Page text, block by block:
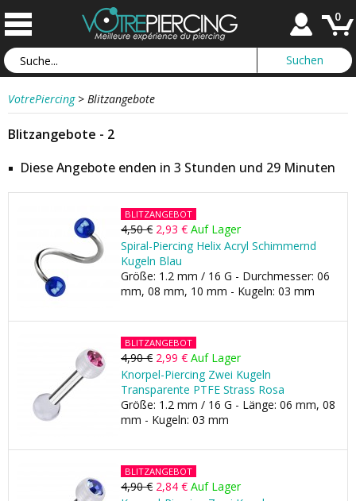
0
VotrePiercing > Blitzangebote
Blitzangebote - 2
Diese Angebote enden in 3 Stunden und 29 Minuten
BLITZANGEBOT
4,50 € 2,93 € Auf Lager
Spiral-Piercing Helix Acryl Schimmernd
Kugeln Blau
Größe: 1.2 mm / 16 G - Durchmesser: 06
mm, 08 mm, 10 mm - Kugeln: 03 mm
BLITZANGEBOT
4,90 € 2,99 € Auf Lager
Knorpel-Piercing Zwei Kugeln
Transparente PTFE Strass Rosa
Größe: 1.2 mm / 16 G - Länge: 06 mm, 08
mm - Kugeln: 03 mm
BLITZANGEBOT
4,90 € 2,84 € Auf Lager